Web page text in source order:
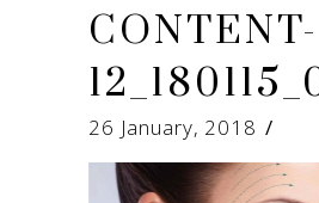
CONTENT-
26 January, 2018